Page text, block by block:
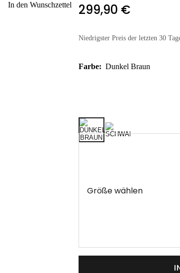
In den Wunschzettel 299,90 €
Niedrigster Preis der letzten 30
Farbe: Dunkel Braun
Größe wählen